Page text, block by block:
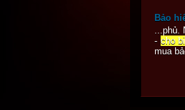
Bảo
- cho
mua